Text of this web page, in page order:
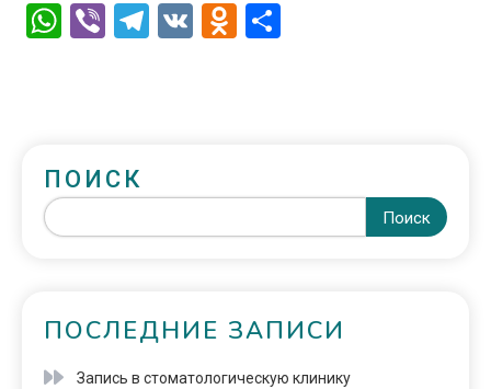
WhatsApp
ViberTelegram
VK Odnoklassniki
ПОИСК
Поиск
ПОСЛЕДНИЕ ЗАПИСИ
Запись в стоматологическую клинику